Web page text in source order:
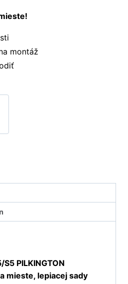
montáž
PILKINGTON
mieste, lepiacej sady